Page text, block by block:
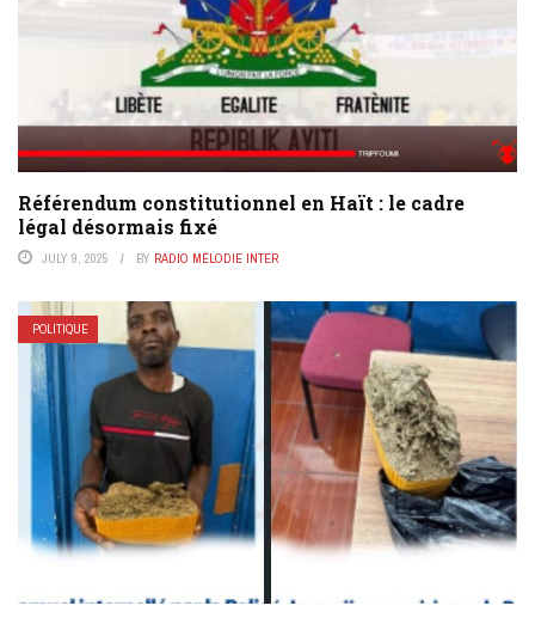
Référendum constitutionnel en Haït : le cadre
légal désormais fixé
JULY 9, 2025 BY RADIO MÉLODIE INTER
POLITIQUE